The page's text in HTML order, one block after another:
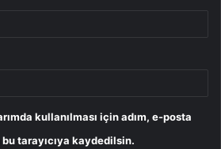
kullanılması için adım, e-posta
tarayıcıya kaydedilsin.